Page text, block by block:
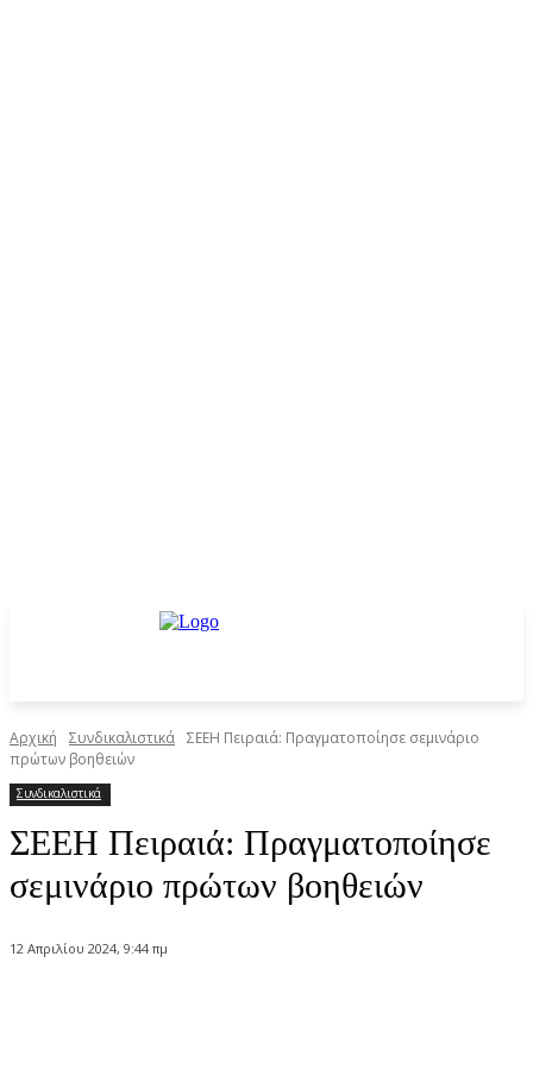
Αρχική Συνδικαλιστικά ΣΕΕΗ Πειραιά: Πραγματοποίησε σεμινάριο
πρώτων βοηθειών
Συνδικαλιστικά
ΣΕΕΗ Πειραιά: Πραγματοποίησε
σεμινάριο πρώτων βοηθειών
12 Απριλίου 2024, 9:44 πμ